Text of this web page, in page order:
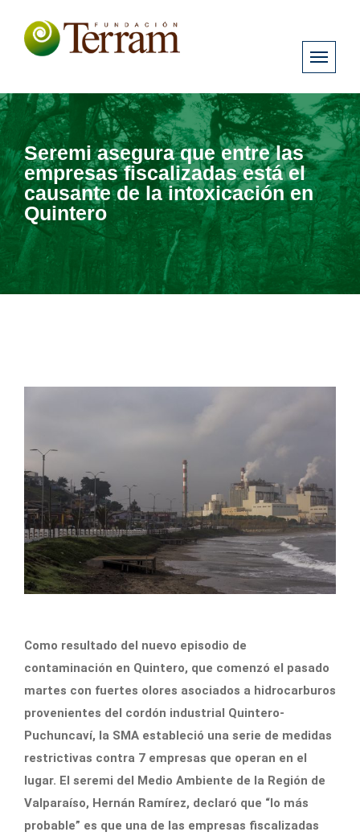
Seremi asegura que entre las
empresas fiscalizadas está el
causante de la intoxicación en
Quintero
Como resultado del nuevo episodio de
contaminación en Quintero, que comenzó el pasado
martes con fuertes olores asociados a hidrocarburos
provenientes del cordón industrial Quintero-
Puchuncaví, la SMA estableció una serie de medidas
restrictivas contra 7 empresas que operan en el
lugar. El seremi del Medio Ambiente de la Región de
Valparaíso, Hernán Ramírez, declaró que “lo más
probable” es que una de las empresas fiscalizadas